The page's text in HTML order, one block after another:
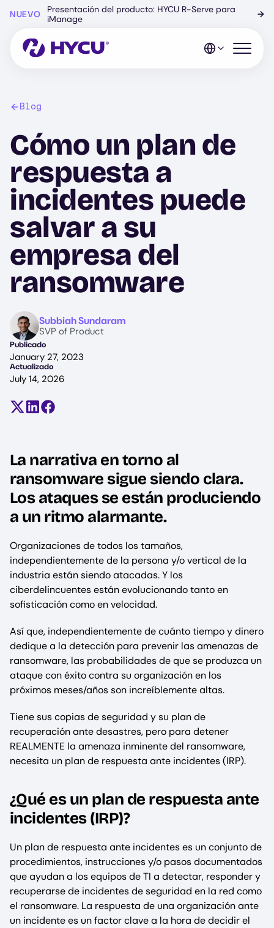
principal
NUEVO
Presentación del producto: HYCU R-Serve para
iManage
→
Abrir el
Blog
Cómo un plan de
respuesta a
incidentes puede
salvar a su
empresa del
ransomware
ImageSubbiah Sundaram
SVP of Product
Publicado
January 27, 2023
Actualizado
July 14, 2026
Compartir en X (antes Twitter)
Compartir en LinkedIn
Compartir en Facebook
La narrativa en torno al
ransomware sigue siendo clara.
Los ataques se están produciendo
a un ritmo alarmante.
Organizaciones de todos los tamaños,
independientemente de la persona y/o vertical de la
industria están siendo atacadas. Y los
ciberdelincuentes están evolucionando tanto en
sofisticación como en velocidad.
Así que, independientemente de cuánto tiempo y dinero
dedique a la detección para prevenir las amenazas de
ransomware, las probabilidades de que se produzca un
ataque con éxito contra su organización en los
próximos meses/años son increíblemente altas.
Tiene sus copias de seguridad y su plan de
recuperación ante desastres, pero para detener
REALMENTE la amenaza inminente del ransomware,
necesita un plan de respuesta ante incidentes (IRP).
¿Qué es un plan de respuesta ante
incidentes (IRP)?
Un plan de respuesta ante incidentes es un conjunto de
procedimientos, instrucciones y/o pasos documentados
que ayudan a los equipos de TI a detectar, responder y
recuperarse de incidentes de seguridad en la red como
el ransomware. La respuesta de una organización ante
un incidente es un factor clave a la hora de decidir el